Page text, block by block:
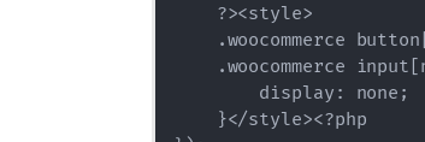
    ?><style>
.woocommerce
.woocommerce
        display: none;
    }</style><?php